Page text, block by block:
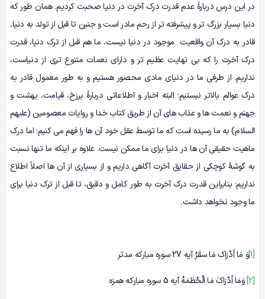
در این درس دربارۀ عدم قدرت درک آخرت در دنیا صحبت کردیم. همان طور که
دنیا بسیار بزرگ تر و پیشرفته تر از رحم مادر است و جنین تا قبل از تولد به دنیا،
قادر به درک آن واقعیت موجود در دنیا نیست، ما هم قبل از ترک دنیا، قدرت
درک آخرت را که بی نهایت عظیم تر و دارای نعمات متنوع تری از دنیاست،
نداریم. از طرفی ما در دنیای مادی محصور هستیم و به طور معمول قادر به
درک عوالم بالاتر نیستیم؛ البته اخبار و اطلاعاتی دربارۀ برزخ، قیامت، بهشت و
جهنم و نعمت ها و عذاب های آن از طریق کتاب خدا و روایات معصومین (علیهم
السلام) به ما رسیده است که ما توسط عقل خود آن ها را فهم می کنیم؛ اما درک
ماهیت حقیقی آن ها در دنیا برای ما ممکن نیست. علاوه بر اینکه ما تنها نسبت
به گوشۀ کوچکی از حقایق آخرت آگاهی داریم و از بسیاری از آن ها اصلاً اطلاع
نداریم؛ بنابراین قدرت درک آخرت به طور کامل و دقیق، تا قبل از ترک دنیا برای
ما وجود نخواهد داشت.
[1] وَ مَا أَدْرَاک مَا سقَرُ آیه 27 سوره مبارکه مدثر
[2] وَمَا أَدْرَاکَ مَا الْحُطَمَهُ آیه 5 سوره مبارکه همزه